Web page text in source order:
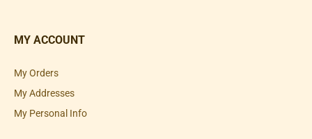
MY ACCOUNT
My Orders
My Addresses
My Personal Info